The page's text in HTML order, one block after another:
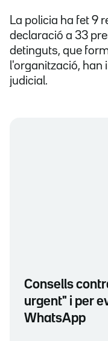
La policia ha fet 9
declaració a 33
detinguts, que
l'organització, han
judicial.
Consells
urgent" i per
WhatsApp